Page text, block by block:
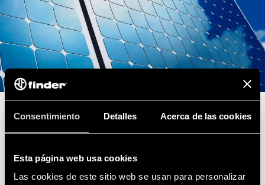
Consentimiento Detalles Acerca de las cookies
Esta página web usa cookies
Las cookies de este sitio web se usan para personalizar
solar